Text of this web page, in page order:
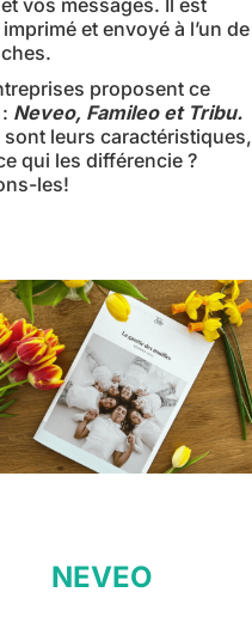
vos messages. Il est
et envoyé à l’un de
proposent ce
Neveo, Famileo et Tribu.
sont leurs caractéristiques,
qui les différencie ?
les!
NEVEO